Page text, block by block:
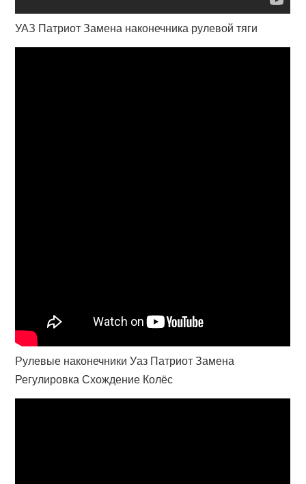
УАЗ Патриот Замена наконечника рулевой тяги
Рулевые наконечники Уаз Патриот Замена
Регулировка Схождение Колёс